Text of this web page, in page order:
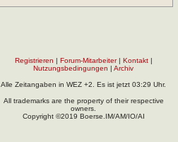
Registrieren | Forum-Mitarbeiter| Kontakt|
Nutzungsbedingungen | Archiv
Alle Zeitangaben in WEZ +2. Es ist jetzt 03:29 Uhr.
All trademarks are the property of their respective
owners.
Copyright ©2019 Boerse.IM/AM/IO/AI